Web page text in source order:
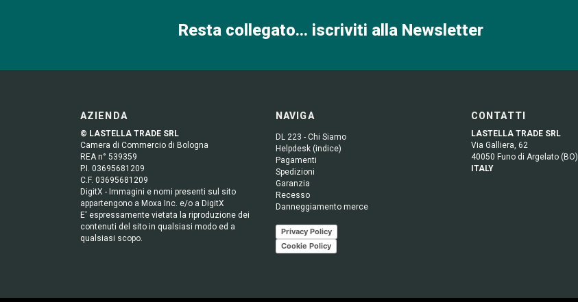
Resta collegato... iscriviti alla Newsletter
AZIENDA
© LASTELLA TRADE SRL
Camera di Commercio di Bologna
REA n° 539359
P.I. 03695681209
C.F. 03695681209
DigitX - Immagini e nomi presenti sul sito
appartengono a Moxa Inc. e/o a DigitX
E' espressamente vietata la riproduzione dei
contenuti del sito in qualsiasi modo ed a
qualsiasi scopo.
NAVIGA
DL 223 - Chi Siamo
Helpdesk (indice)
Pagamenti
Spedizioni
Garanzia
Recesso
Danneggiamento merce
Privacy Policy
Cookie Policy
CONTATTI
LASTELLA TRADE SRL
Via Galliera, 62
40050 Funo di Argelato (BO)
ITALY